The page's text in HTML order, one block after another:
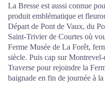
La Bresse est aussi connue
produit emblématique et
Départ de Pont de Vaux, du
Saint-Trivier de Courtes où
Ferme Musée de La Forêt,
siècle. Puis cap sur
Traverse pour rejoindre la
baignade en fin de journée à